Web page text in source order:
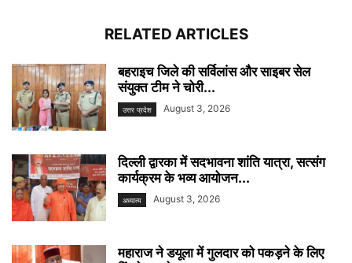
RELATED ARTICLES
बहराइच जिले की सर्विलांस और साइबर सेल
संयुक्त टीम ने चोरी...
उत्तर प्रदेश August 3, 2026
दिल्ली द्वारका में सदभावना शांति यात्रा, सत्संग
कार्यक्रम के भव्य आयोजन...
अध्यात्म August 3, 2026
महाराज ने डयूला में गुलदार को पकड़ने के लिए